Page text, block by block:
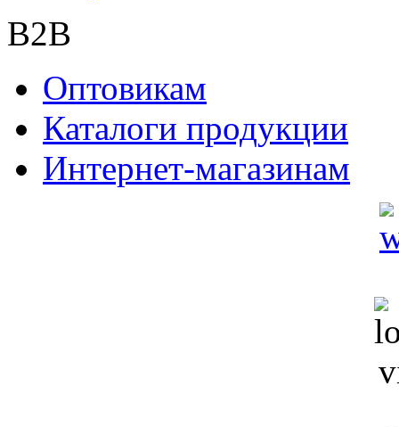
B2B
Оптовикам
Каталоги продукции
Интернет-магазинам